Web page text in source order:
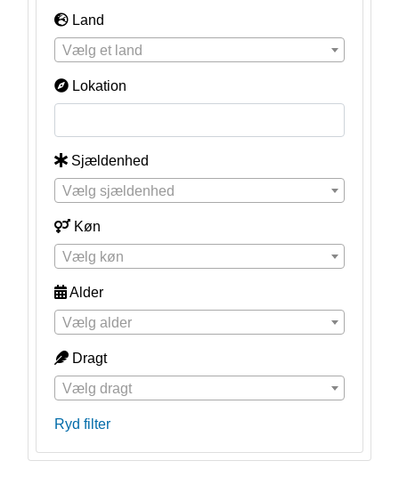
Land
Vælg et land
Lokation
Sjældenhed
Vælg sjældenhed
Køn
Vælg køn
Alder
Vælg alder
Dragt
Vælg dragt
Ryd filter